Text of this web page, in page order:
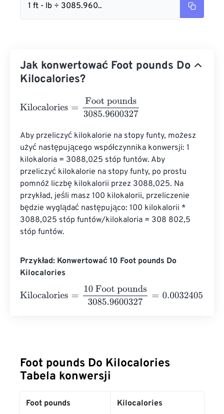
1 ft - lb ÷ 3085.960..
Jak konwertować Foot pounds Do
Kilocalories?
Kilocalories Foot pounds3085.9600327
Aby przeliczyć kilokalorie na stopy funty, możesz
użyć następującego współczynnika konwersji: 1
kilokaloria = 3088,025 stóp funtów. Aby
przeliczyć kilokalorie na stopy funty, po prostu
pomnóż liczbę kilokalorii przez 3088,025. Na
przykład, jeśli masz 100 kilokalorii, przeliczenie
będzie wyglądać następująco: 100 kilokalorii *
3088,025 stóp funtów/kilokaloria = 308 802,5
stóp funtów.
Przykład: Konwertować 10 Foot pounds Do
Kilocalories
Kilocalories
10 Foot pounds3085.9600327=0.0032405
Foot pounds Do Kilocalories
Tabela konwersji
Foot pounds Kilocalories